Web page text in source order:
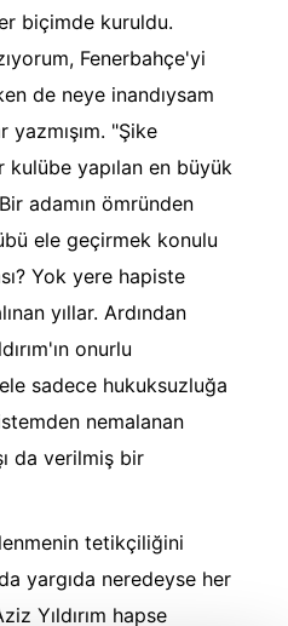
biçimde kuruldu.
Fenerbahçe'yi
de neye inandıysam
"Şike
kulübe yapılan en büyük
adamın ömründen
ele geçirmek konulu
Yok yere hapiste
yıllar. Ardından
onurlu
sadece hukuksuzluğa
nemalanan
da verilmiş bir
tetikçiliğini
yargıda neredeyse her
Yıldırım hapse